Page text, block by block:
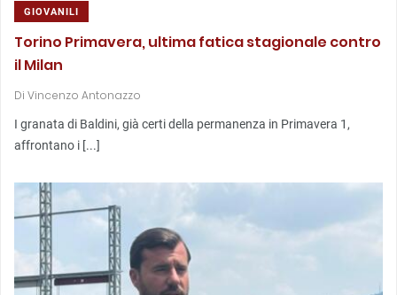
GIOVANILI
Torino Primavera, ultima fatica stagionale contro
il Milan
Di Vincenzo Antonazzo
I granata di Baldini, già certi della permanenza in Primavera 1,
affrontano i [...]